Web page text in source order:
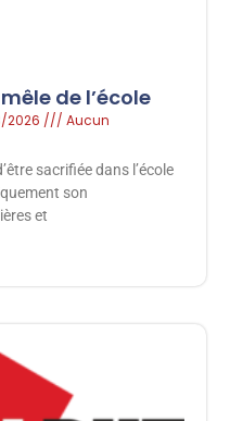
de l’école
2026
Aucun
sacrifiée dans l’école
son
et